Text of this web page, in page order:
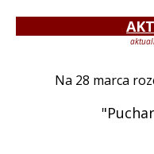
Na 28 marca